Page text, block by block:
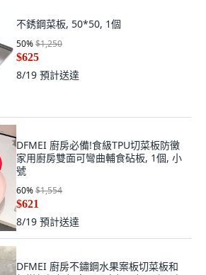
不銹鋼菜板, 50*50, 1個
50%$1,250
$625
8/19 預計送達
DFMEI 廚房必備!食級TPU切菜板防黴
家用廚房雙面可彎曲輔食砧板, 1個, 小
號
60%$1,554
$621
8/19 預計送達
DFMEI 廚房不鏽鋼水果案板切菜板和